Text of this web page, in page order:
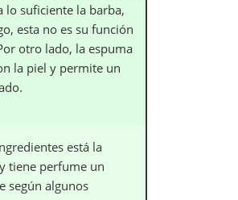
lo suficiente la barba,
esta no es su función
otro lado, la espuma
la piel y permite un
está la
tiene perfume un
según algunos